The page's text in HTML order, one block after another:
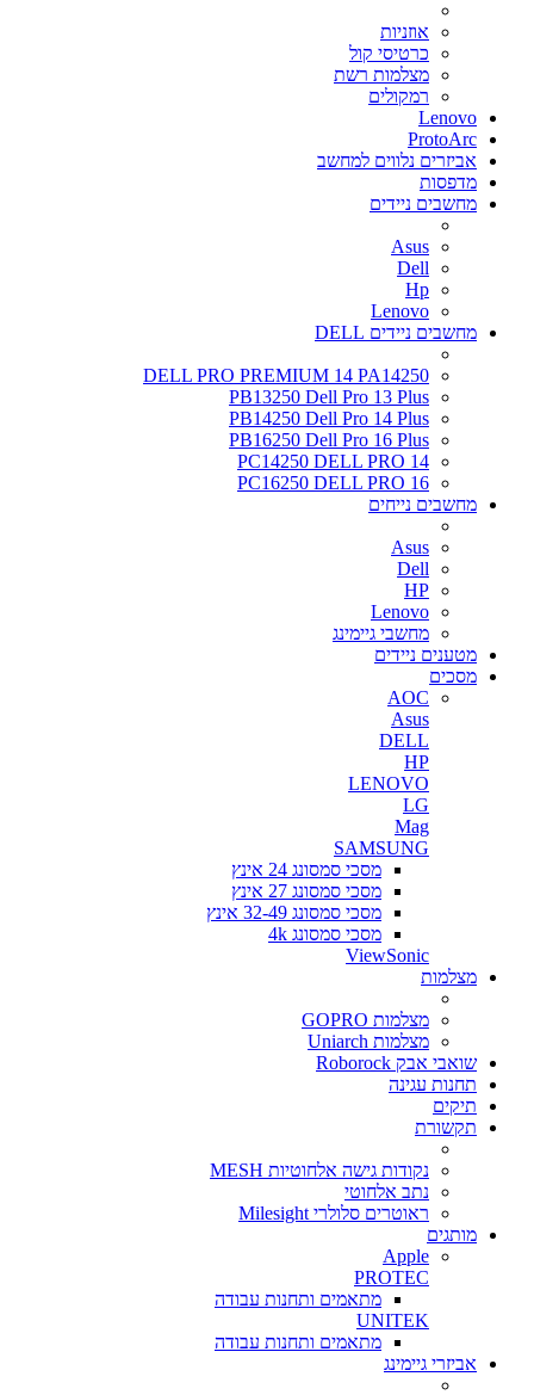
אוזניות
כרטיסי קול
מצלמות רשת
רמקולים
Lenovo
ProtoArc
אביזרים נלווים למחשב
מדפסות
מחשבים ניידים
Asus
Dell
Hp
Lenovo
מחשבים ניידים DELL
DELL PRO PREMIUM 14 PA14250
PB13250 Dell Pro 13 Plus
PB14250 Dell Pro 14 Plus
PB16250 Dell Pro 16 Plus
PC14250 DELL PRO 14
PC16250 DELL PRO 16
מחשבים נייחים
Asus
Dell
HP
Lenovo
מחשבי גיימינג
מטענים ניידים
מסכים
AOC
Asus
DELL
HP
LENOVO
LG
Mag
SAMSUNG
מסכי סמסונג 24 אינץ
מסכי סמסונג 27 אינץ
מסכי סמסונג 32-49 אינץ
מסכי סמסונג 4k
ViewSonic
מצלמות
מצלמות GOPRO
מצלמות Uniarch
שואבי אבק Roborock
תחנות עגינה
תיקים
תקשורת
נקודות גישה אלחוטיות MESH
נתב אלחוטי
ראוטרים סלולרי Milesight
מותגים
Apple
PROTEC
מתאמים ותחנות עבודה
UNITEK
מתאמים ותחנות עבודה
אביזרי גיימינג